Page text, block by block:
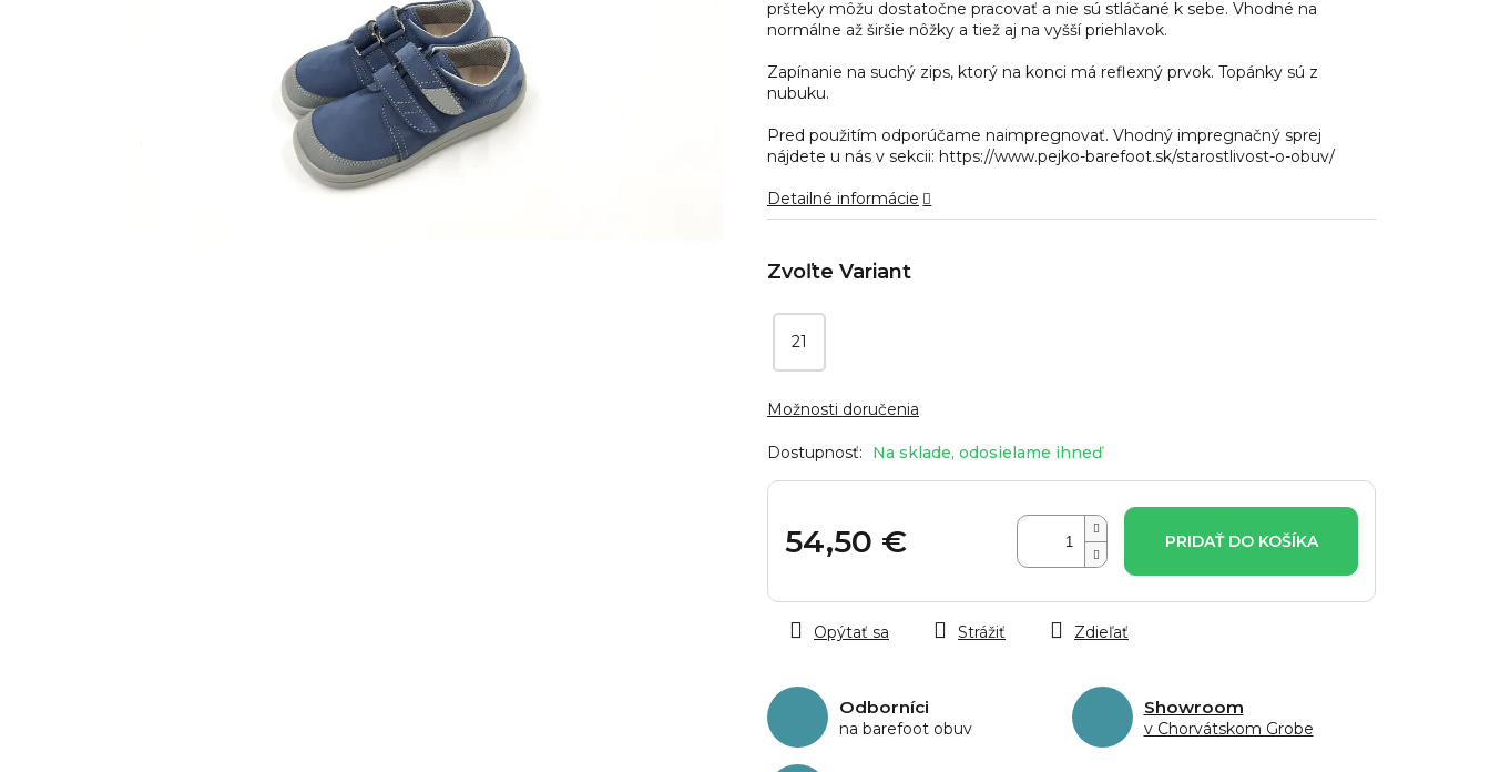
Na sklade, odosielame ihneď
21
Možnosti doručenia
54,50 €
cena:
PRIDAŤ DO KOŠÍKA
Odborníci
na barefoot obuv
Showroom
v Chorvátskom Grobe
pršteky môžu dostatočne pracovať a nie sú stláčané k sebe. Vhodné na
normálne až širšie nôžky a tiež aj na vyšší priehlavok.
Zapínanie na suchý zips, ktorý na konci má reflexný prvok. Topánky sú z
nubuku.
Pred použitím odporúčame naimpregnovať. Vhodný impregnačný sprej
nájdete u nás v sekcii: https://www.pejko-barefoot.sk/starostlivost-o-obuv/
Detailné informácie
Opýtať sa Strážiť Zdieľať
hviezdičiek.